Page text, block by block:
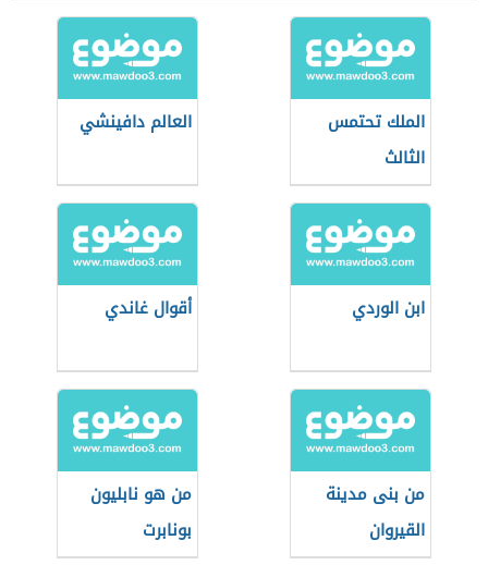
الملك تحتمس
الثالث
العالم دافينشي
ابن الوردي أقوال غاندي
من بنى مدينة
القيروان
من هو نابليون
بونابرت